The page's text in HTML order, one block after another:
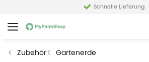
Schnelle Lieferung
Zubehör Gartenerde